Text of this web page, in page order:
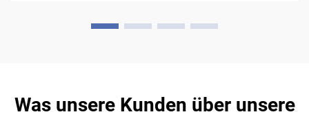
Was unsere Kunden über unsere